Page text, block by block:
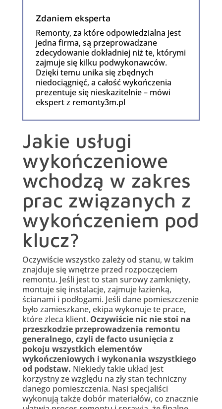
Zdaniem eksperta
Remonty, za które odpowiedzialna jest
jedna firma, są przeprowadzane
zdecydowanie dokładniej niż te, którymi
zajmuje się kilku podwykonawców.
Dzięki temu unika się zbędnych
niedociągnięć, a całość wykończenia
prezentuje się nieskazitelnie – mówi
ekspert z remonty3m.pl
Jakie usługi
wykończeniowe
wchodzą w zakres
prac związanych z
wykończeniem pod
klucz?
Oczywiście wszystko zależy od stanu, w takim
znajduje się wnętrze przed rozpoczęciem
remontu. Jeśli jest to stan surowy zamknięty,
montuje się instalacje, zajmuje łazienką,
ścianami i podłogami. Jeśli dane pomieszczenie
było zamieszkane, ekipa wykonuje te prace,
które zleca klient. Oczywiście nic nie stoi na
przeszkodzie przeprowadzenia remontu
generalnego, czyli de facto usunięcia z
pokoju wszystkich elementów
wykończeniowych i wykonania wszystkiego
od podstaw. Niekiedy takie układ jest
korzystny ze względu na zły stan techniczny
danego pomieszczenia. Nasi specjaliści
wykonują także dobór materiałów, co znacznie